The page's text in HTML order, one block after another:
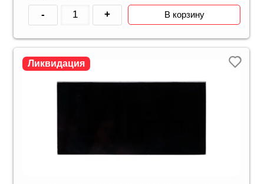
- + В корзину
Ликвидация